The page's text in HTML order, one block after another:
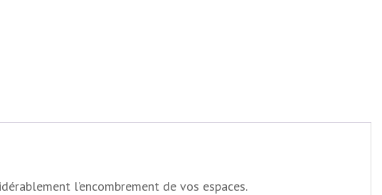
l’encombrement de vos espaces.